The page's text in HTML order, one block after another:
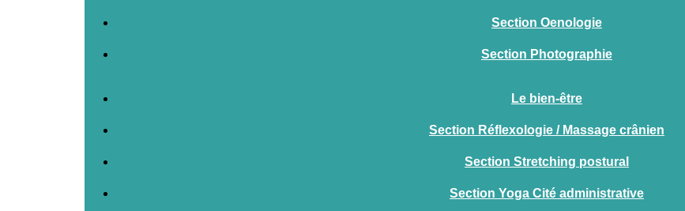
Section Oenologie
Section Photographie
Le bien-être
Section Réflexologie / Massage crânien
Section Stretching postural
Section Yoga Cité administrative